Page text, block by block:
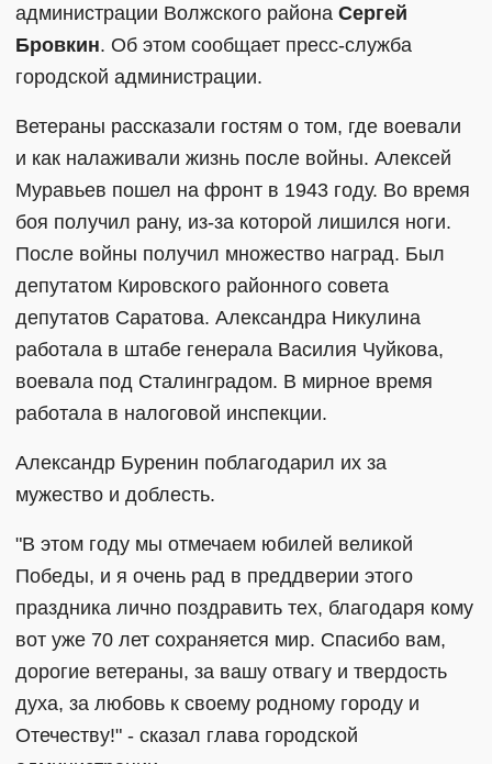
администрации Волжского района Сергей
Бровкин. Об этом сообщает пресс-служба
городской администрации.
Ветераны рассказали гостям о том, где воевали
и как налаживали жизнь после войны. Алексей
Муравьев пошел на фронт в 1943 году. Во время
боя получил рану, из-за которой лишился ноги.
После войны получил множество наград. Был
депутатом Кировского районного совета
депутатов Саратова. Александра Никулина
работала в штабе генерала Василия Чуйкова,
воевала под Сталинградом. В мирное время
работала в налоговой инспекции.
Александр Буренин поблагодарил их за
мужество и доблесть.
"В этом году мы отмечаем юбилей великой
Победы, и я очень рад в преддверии этого
праздника лично поздравить тех, благодаря кому
вот уже 70 лет сохраняется мир. Спасибо вам,
дорогие ветераны, за вашу отвагу и твердость
духа, за любовь к своему родному городу и
Отечеству!" - сказал глава городской